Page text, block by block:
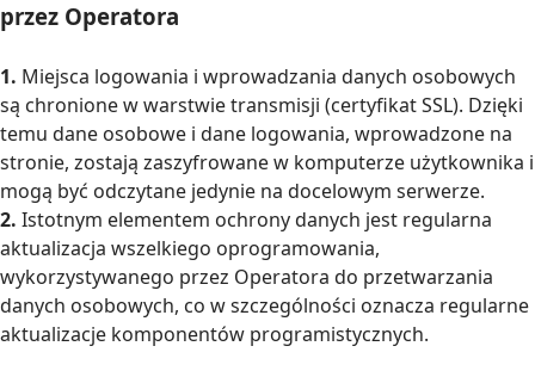
przez Operatora
1. Miejsca logowania i wprowadzania danych osobowych
są chronione w warstwie transmisji (certyfikat SSL). Dzięki
temu dane osobowe i dane logowania, wprowadzone na
stronie, zostają zaszyfrowane w komputerze użytkownika i
mogą być odczytane jedynie na docelowym serwerze.
2. Istotnym elementem ochrony danych jest regularna
aktualizacja wszelkiego oprogramowania,
wykorzystywanego przez Operatora do przetwarzania
danych osobowych, co w szczególności oznacza regularne
aktualizacje komponentów programistycznych.